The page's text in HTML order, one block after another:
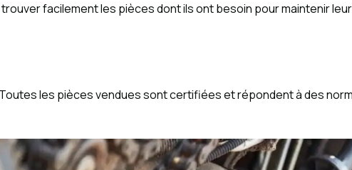
facilement les pièces dont ils ont besoin pour maintenir
les pièces vendues sont certifiées et répondent à des